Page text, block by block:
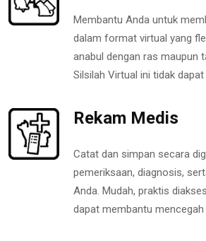
Membantu Anda untuk
dalam format virtual yang
anabul dengan ras maupun
Silsilah Virtual ini tidak
Rekam Medis
Catat dan simpan secara
pemeriksaan, diagnosis,
Anda. Mudah, praktis
dapat membantu mencegah